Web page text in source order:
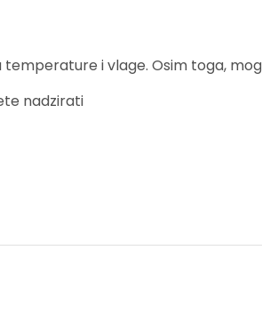
i vlage. Osim toga,
nadzirati